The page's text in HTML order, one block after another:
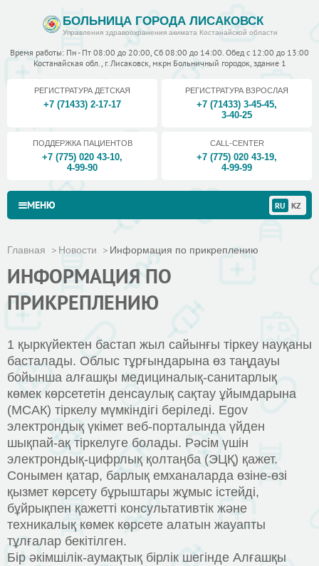
БОЛЬНИЦА ГОРОДА ЛИСАКОВСК
Управления здравоохранения акимата Костанайской области
Время работы: Пн - Пт 08:00 до 20:00, Сб 08:00 до 14:00. Обед с 12:00 до 13:00
Костанайская обл., г. Лисаковск, мкрн Больничный городок, здание 1
РЕГИСТРАТУРА ДЕТСКАЯ
+7 (71433) 2-17-17
РЕГИСТРАТУРА ВЗРОСЛАЯ
+7 (71433) 3-45-45,
3-40-25
ПОДДЕРЖКА ПАЦИЕНТОВ
+7 (775) 020 43-10,
4-99-90
CALL-CENTER
+7 (775) 020 43-19,
4-99-99
МЕНЮ RU KZ
Главная Новости Информация по прикреплению
ИНФОРМАЦИЯ ПО
ПРИКРЕПЛЕНИЮ
1 қыркүйектен бастап жыл сайынғы тіркеу науқаны
басталады. Облыс тұрғындарына өз таңдауы
бойынша алғашқы медициналық-санитарлық
көмек көрсететін денсаулық сақтау ұйымдарына
(МСАК) тіркелу мүмкіндігі беріледі. Egov
электрондық үкімет веб-порталында үйден
шықпай-ақ тіркелуге болады. Рәсім үшін
электрондық-цифрлық қолтаңба (ЭЦҚ) қажет.
Сонымен қатар, барлық емханаларда өзіне-өзі
қызмет көрсету бұрыштары жұмыс істейді,
бұйрықпен қажетті консультативтік және
техникалық көмек көрсете алатын жауапты
тұлғалар бекітілген.
Бір әкімшілік-аумақтық бірлік шегінде Алғашқы